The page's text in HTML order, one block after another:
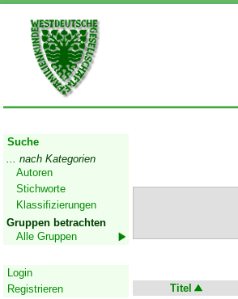
Suche
... nach Kategorien
Autoren
Stichworte
Klassifizierungen
Gruppen betrachten
Alle Gruppen
Login
Registrieren
Titel